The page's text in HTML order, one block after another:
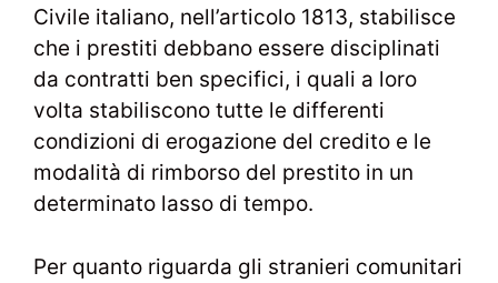
Civile italiano, nell’articolo 1813, stabilisce
che i prestiti debbano essere disciplinati
da contratti ben specifici, i quali a loro
volta stabiliscono tutte le differenti
condizioni di erogazione del credito e le
modalità di rimborso del prestito in un
determinato lasso di tempo.
Per quanto riguarda gli stranieri comunitari